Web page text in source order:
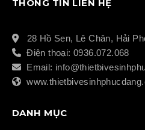
THÔNG TIN LIÊN HỆ
28 Hồ Sen, Lê Chân, Hải
Điện thoại: 0936.072.068
Email:
DANH MỤC